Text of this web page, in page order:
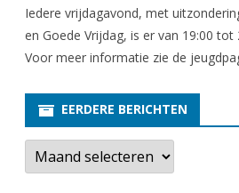
Iedere vrijdagavond, met
en Goede Vrijdag, is er van 19:00 tot
Voor meer informatie zie de
EERDERE BERICHTEN
E
r